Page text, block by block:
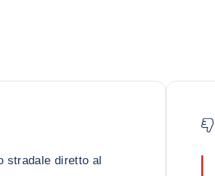
stradale diretto al